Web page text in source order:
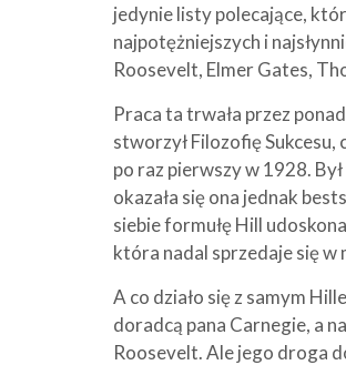
jedynie listy polecające,
najpotężniejszych i
Roosevelt, Elmer Gates,
Praca ta trwała przez
stworzył Filozofię
po raz pierwszy w 1928.
okazała się ona jednak
siebie formułę Hill
która nadal sprzedaje się w
A co działo się z samym
doradcą pana Carnegie, a
Roosevelt. Ale jego droga